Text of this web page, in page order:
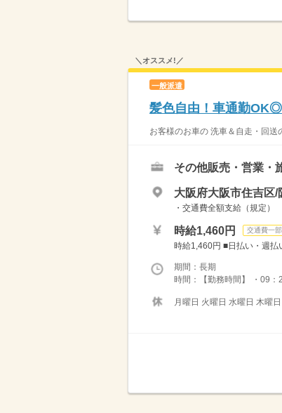
＼オススメ!／
一般派遣
髪色自由！車通勤
お客様のお車の 洗車＆自走・回
その他販売・営業・
大阪府大阪市住吉区/
・交通費全額支給（規定）
時給1,460円 交通費一
時給1,460円 ■日払い・週
期間：長期
時間：【勤務時間】 ・09
月曜日 火曜日 水曜日 木曜